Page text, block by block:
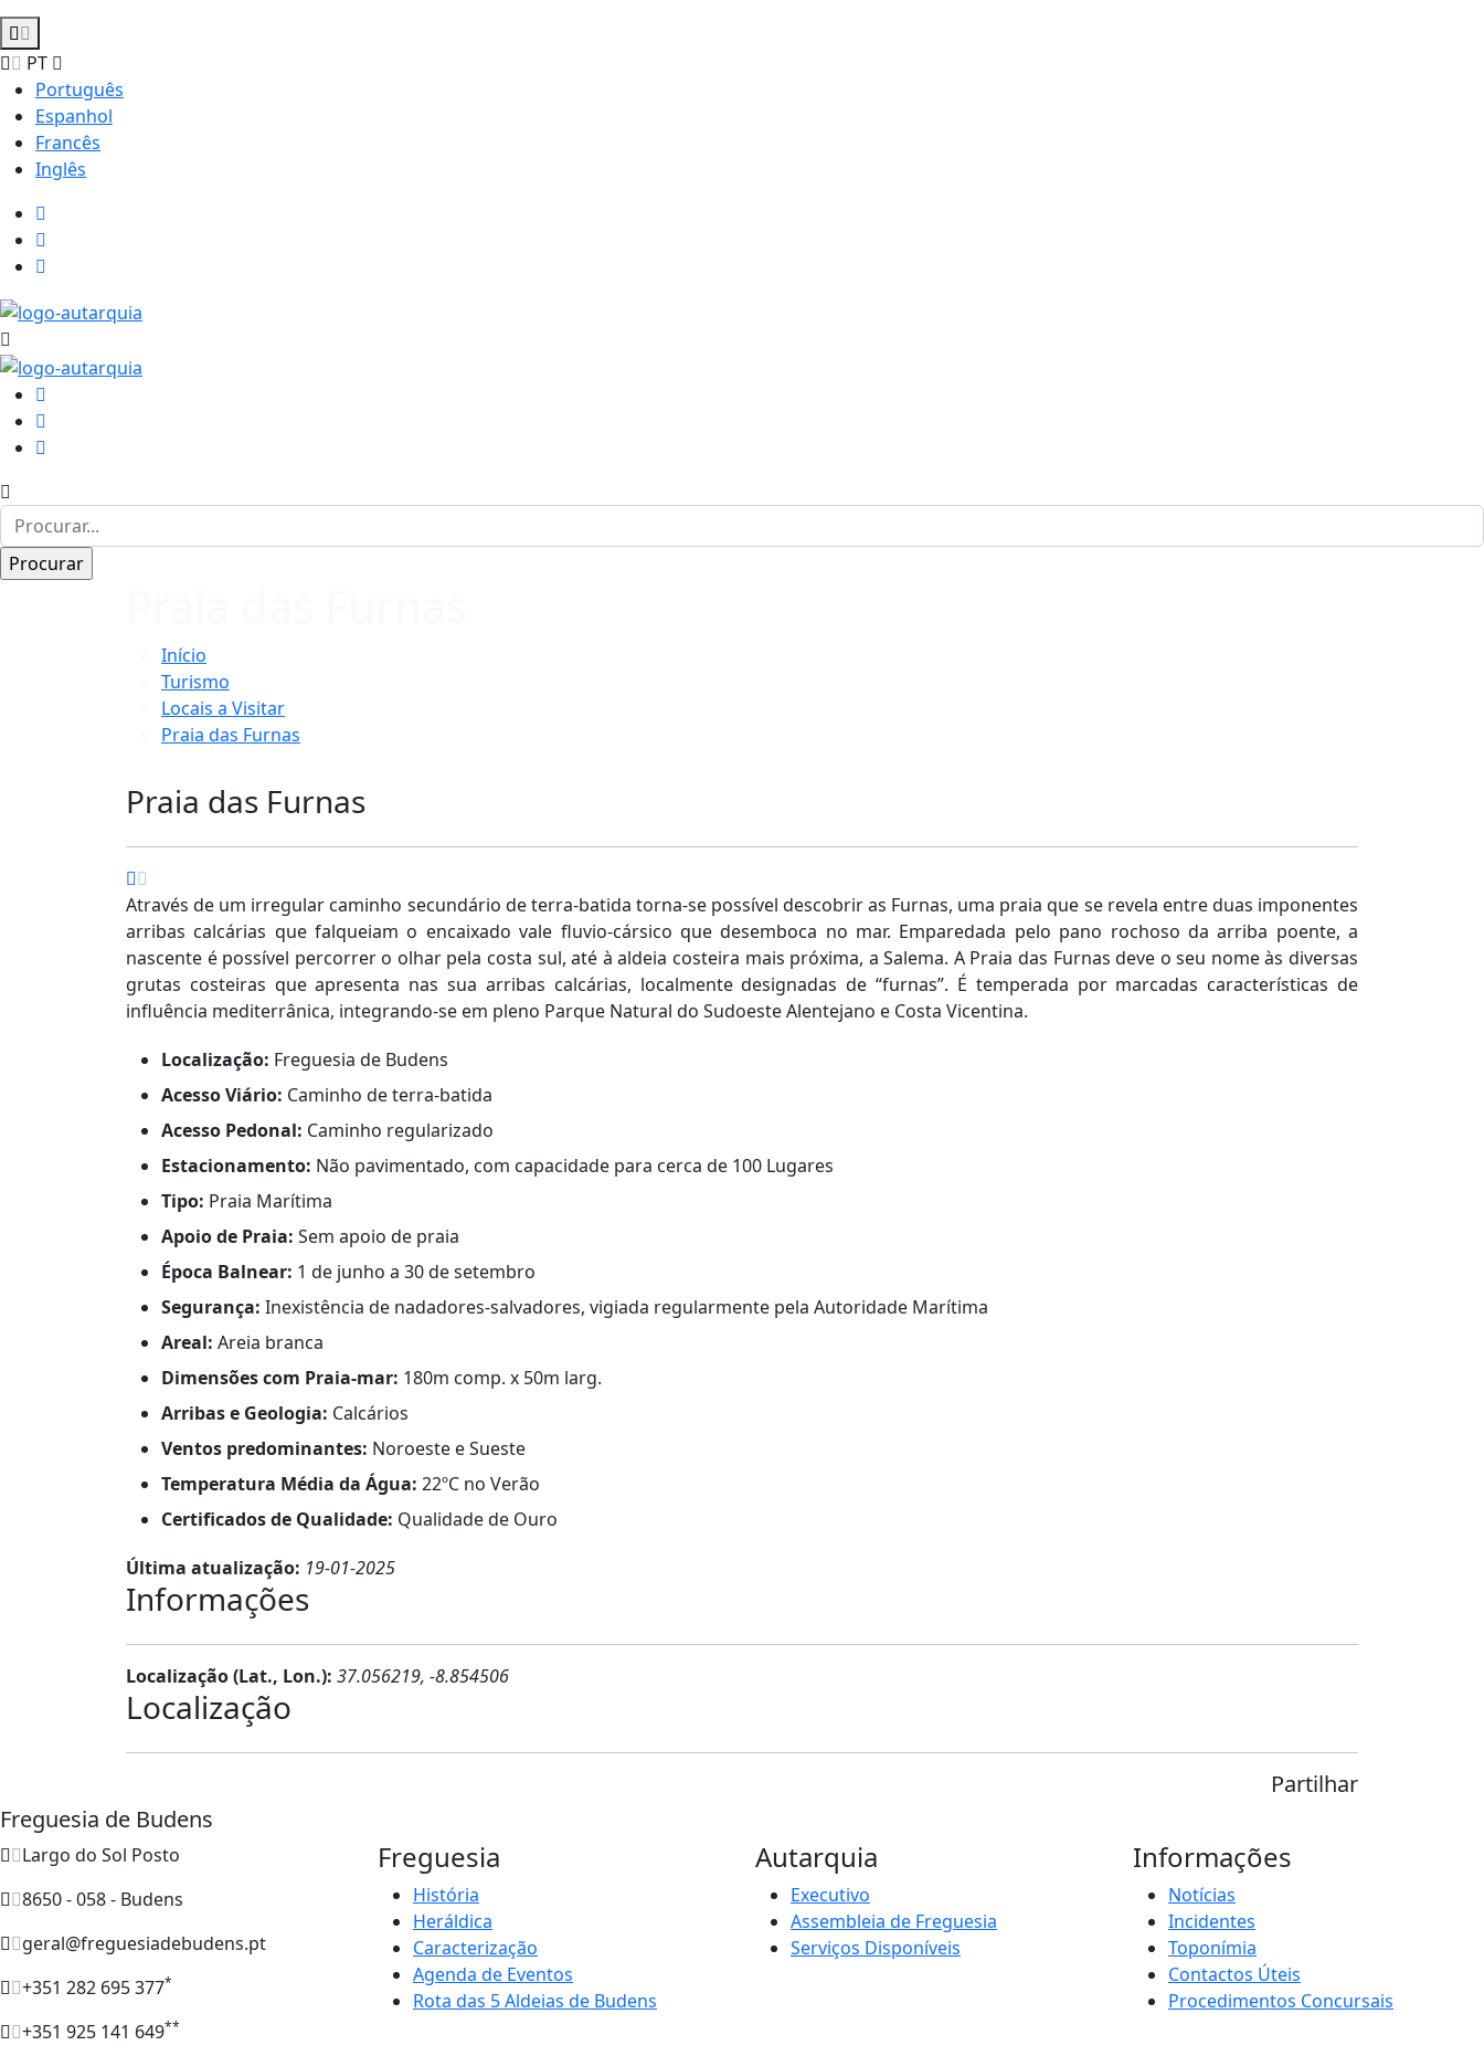
PT
Português
Espanhol
Francês
Inglês
Início
Turismo
Locais a Visitar
Praia das Furnas
Praia das Furnas
Através de um irregular caminho secundário de terra-batida torna-se possível descobrir as Furnas, uma praia que se revela entre duas imponentes
arribas calcárias que falqueiam o encaixado vale fluvio-cársico que desemboca no mar. Emparedada pelo pano rochoso da arriba poente, a
nascente é possível percorrer o olhar pela costa sul, até à aldeia costeira mais próxima, a Salema. A Praia das Furnas deve o seu nome às diversas
grutas costeiras que apresenta nas sua arribas calcárias, localmente designadas de “furnas”. É temperada por marcadas características de
influência mediterrânica, integrando-se em pleno Parque Natural do Sudoeste Alentejano e Costa Vicentina.
Localização: Freguesia de Budens
Acesso Viário: Caminho de terra-batida
Acesso Pedonal: Caminho regularizado
Estacionamento: Não pavimentado, com capacidade para cerca de 100 Lugares
Tipo: Praia Marítima
Apoio de Praia: Sem apoio de praia
Época Balnear: 1 de junho a 30 de setembro
Segurança: Inexistência de nadadores-salvadores, vigiada regularmente pela Autoridade Marítima
Areal: Areia branca
Dimensões com Praia-mar: 180m comp. x 50m larg.
Arribas e Geologia: Calcários
Ventos predominantes: Noroeste e Sueste
Temperatura Média da Água: 22ºC no Verão
Certificados de Qualidade: Qualidade de Ouro
Última atualização: 19-01-2025
Informações
Localização (Lat., Lon.): 37.056219, -8.854506
Localização
Partilhar
Freguesia de Budens
Largo do Sol Posto
8650 - 058 - Budens
geral@freguesiadebudens.pt
+351 282 695 377*
+351 925 141 649**
Freguesia
História
Heráldica
Caracterização
Agenda de Eventos
Rota das 5 Aldeias de Budens
Autarquia
Executivo
Assembleia de Freguesia
Serviços Disponíveis
Informações
Notícias
Incidentes
Toponímia
Contactos Úteis
Procedimentos Concursais